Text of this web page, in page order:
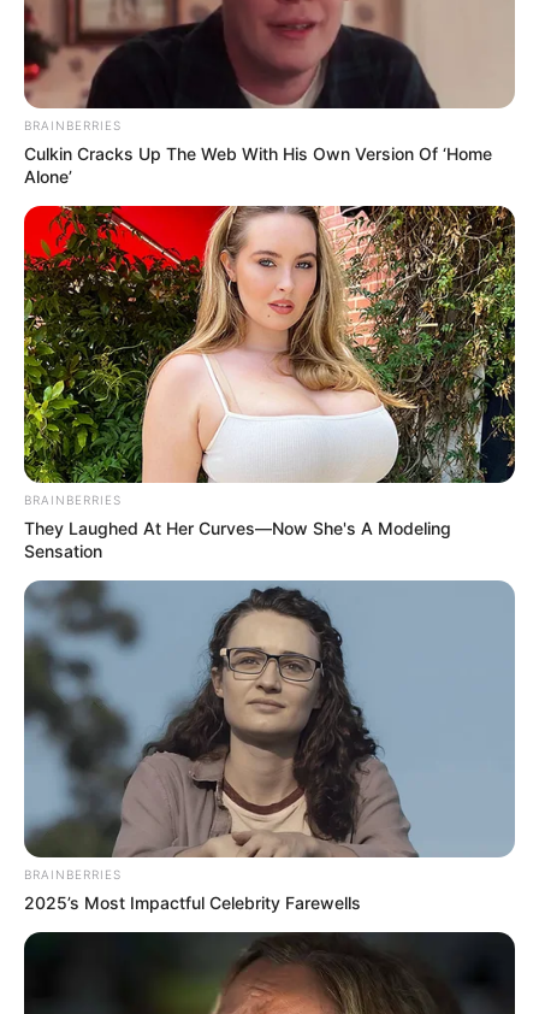
BRAINBERRIES
Culkin Cracks Up The Web With His Own Version Of ‘Home
Alone’
BRAINBERRIES
They Laughed At Her Curves—Now She's A Modeling
Sensation
BRAINBERRIES
2025’s Most Impactful Celebrity Farewells